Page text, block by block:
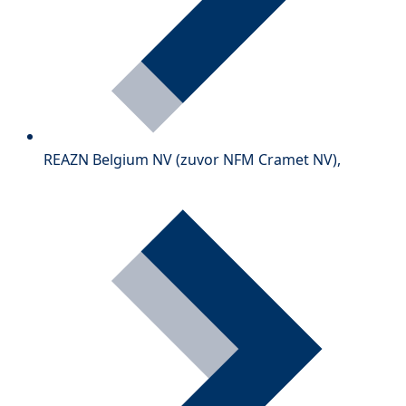
REAZN Belgium NV (zuvor NFM Cramet NV),